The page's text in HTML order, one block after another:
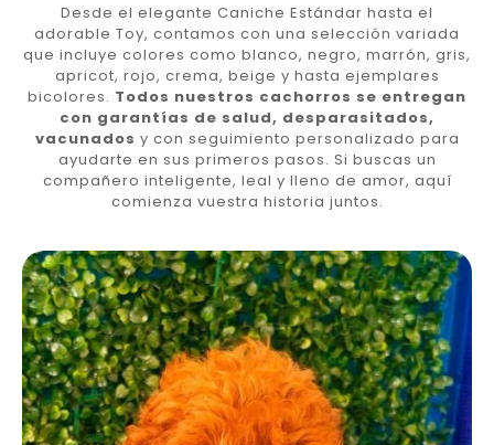
Desde el elegante Caniche Estándar hasta el
adorable Toy, contamos con una selección variada
que incluye colores como blanco, negro, marrón, gris,
apricot, rojo, crema, beige y hasta ejemplares
bicolores. Todos nuestros cachorros se entregan
con garantías de salud, desparasitados,
vacunados y con seguimiento personalizado para
ayudarte en sus primeros pasos. Si buscas un
compañero inteligente, leal y lleno de amor, aquí
comienza vuestra historia juntos.